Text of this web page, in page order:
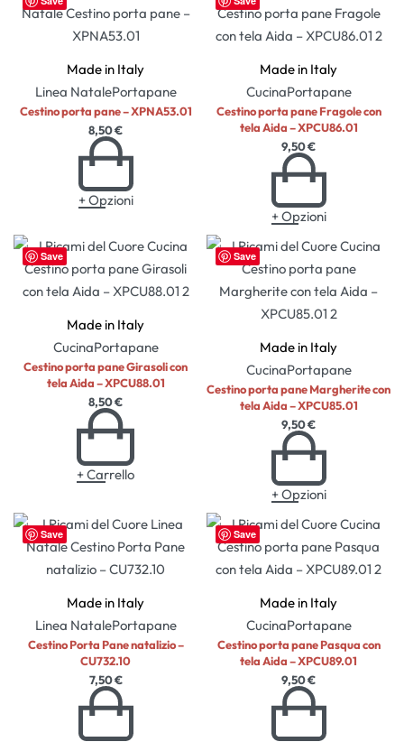
Made in Italy
Linea NatalePortapane
Cestino porta pane – XPNA53.01
8,50€
+ Opzioni
Made in Italy
CucinaPortapane
Cestino porta pane Fragole con
tela Aida – XPCU86.01
9,50€
+ Opzioni
Save
Made in Italy
CucinaPortapane
Cestino porta pane Girasoli con
tela Aida – XPCU88.01
8,50€
+ Carrello
Save
Made in Italy
CucinaPortapane
Cestino porta pane Margherite con
tela Aida – XPCU85.01
9,50€
+ Opzioni
Save
Made in Italy
Linea NatalePortapane
Cestino Porta Pane natalizio –
CU732.10
7,50€
Save
Made in Italy
CucinaPortapane
Cestino porta pane Pasqua con
tela Aida – XPCU89.01
9,50€